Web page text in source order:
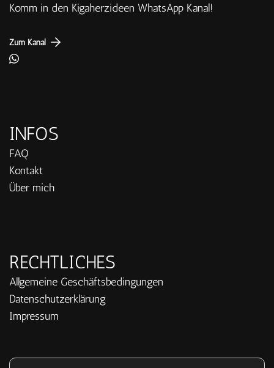
Komm in den Kigaherzideen WhatsApp Kanal!
Zum Kanal
INFOS
FAQ
Kontakt
Über mich
RECHTLICHES
Allgemeine Geschäftsbedingungen
Datenschutzerklärung
Impressum